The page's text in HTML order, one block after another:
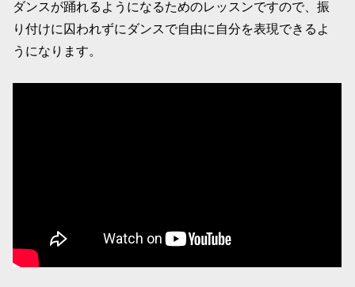
ダンスが踊れるようになるためのレッスンですので、振
り付けに囚われずにダンスで自由に自分を表現できるよ
うになります。